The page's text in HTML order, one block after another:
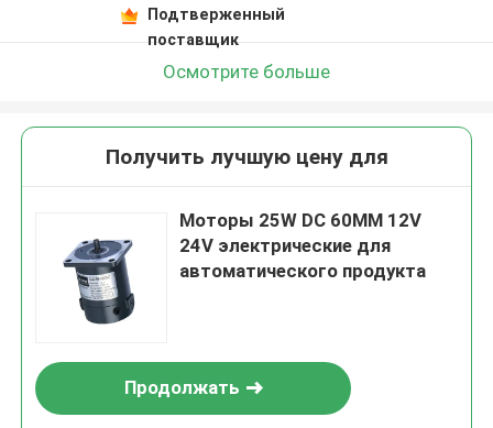
Подтверженный
поставщик
Осмотрите больше
Получить лучшую цену для
Моторы 25W DC 60MM 12V
24V электрические для
автоматического продукта
Продолжать